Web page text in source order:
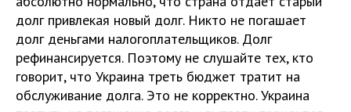
долг привлекая новый долг. Никто не погашает
долг деньгами налогоплательщиков. Долг
рефинансируется. Поэтому не слушайте тех, кто
говорит, что Украина треть бюджет тратит на
обслуживание долга. Это не корректно. Украина